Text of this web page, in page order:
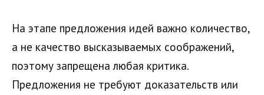
На этапе предложения идей важно количество,
а не качество высказываемых соображений,
поэтому запрещена любая критика.
Предложения не требуют доказательств или